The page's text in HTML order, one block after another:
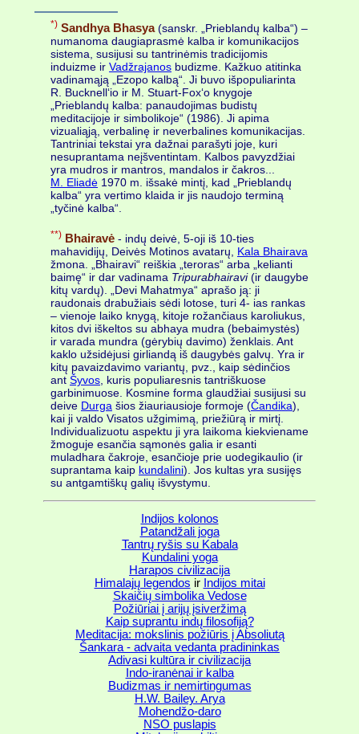
*) Sandhya Bhasya(sanskr. „Prieblandų kalba“) –
numanoma daugiaprasmė kalba ir komunikacijos
sistema, susijusi su tantrinėmis tradicijomis
induizme ir Vadžrajanos budizme. Kažkuo atitinka
vadinamąją „Ezopo kalbą“. Ji buvo išpopuliarinta
R. Bucknell‘io ir M. Stuart-Fox‘o knygoje
„Prieblandų kalba: panaudojimas budistų
meditacijoje ir simbolikoje“ (1986). Ji apima
vizualiąją, verbalinę ir neverbalines komunikacijas.
Tantriniai tekstai yra dažnai parašyti joje, kuri
nesuprantama neįšventintam. Kalbos pavyzdžiai
yra mudros ir mantros, mandalos ir čakros...
M. Eliadė 1970 m. išsakė mintį, kad „Prieblandų
kalba“ yra vertimo klaida ir jis naudojo terminą
„tyčinė kalba“.
**) Bhairavė - indų deivė, 5-oji iš 10-ties
mahavidijų, Deivės Motinos avatarų, Kala Bhairava
žmona. „Bhairavi“ reiškia „teroras“ arba „kelianti
baimę“ ir dar vadinama Tripurabhairavi(ir daugybe
kitų vardų). „Devi Mahatmya“ aprašo ją: ji
raudonais drabužiais sėdi lotose, turi 4- ias rankas
– vienoje laiko knygą, kitoje rožančiaus karoliukus,
kitos dvi iškeltos su abhaya mudra (bebaimystės)
ir varada mundra (gėrybių davimo) ženklais. Ant
kaklo užsidėjusi girliandą iš daugybės galvų. Yra ir
kitų pavaizdavimo variantų, pvz., kaip sėdinčios
ant Šyvos , kuris populiaresnis tantriškuose
garbinimuose. Kosmine forma glaudžiai susijusi su
deive Durga šios žiauriausioje formoje (Čandika),
kai ji valdo Visatos užgimimą, priežiūrą ir mirtį.
Individualizuotu aspektu ji yra laikoma kiekviename
žmoguje esančia sąmonės galia ir esanti
muladhara čakroje, esančioje prie uodegikaulio (ir
suprantama kaip kundalini). Jos kultas yra susijęs
su antgamtiškų galių išvystymu.
Indijos kolonos
Patandžali joga
Tantrų ryšis su Kabala
Kundalini yoga
Harapos civilizacija
Himalajų legendos ir Indijos mitai
Skaičių simbolika Vedose
Požiūriai į arijų įsiveržimą
Kaip suprantu indų filosofiją?
Meditacija: mokslinis požiūris į Absoliutą
Šankara - advaita vedanta pradininkas
Adivasi kultūra ir civilizacija
Indo-iranėnai ir kalba
Budizmas ir nemirtingumas
H.W. Bailey. Arya
Mohendžo-daro
NSO puslapis